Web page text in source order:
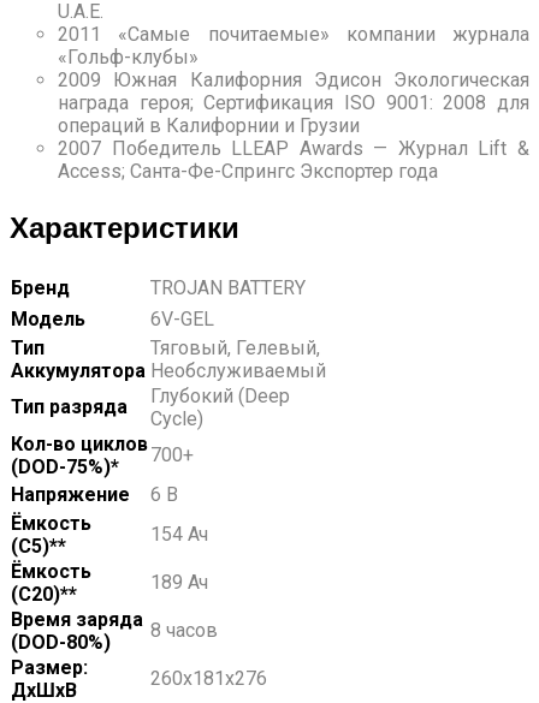
U.A.E.
2011 «Самые почитаемые» компании журнала
«Гольф-клубы»
2009 Южная Калифорния Эдисон Экологическая
награда героя; Сертификация ISO 9001: 2008 для
операций в Калифорнии и Грузии
2007 Победитель LLEAP Awards — Журнал Lift &
Access; Санта-Фе-Спрингс Экспортер года
Характеристики
Бренд
TROJAN BATTERY
Модель
6V-GEL
Тип
Аккумулятора
Тяговый, Гелевый,
Необслуживаемый
Тип разряда
Глубокий (Deep
Cycle)
Кол-во циклов
(DOD-75%)*
700+
Напряжение
6 В
Ёмкость
(С5)**
154 Ач
Ёмкость
(С20)**
189 Ач
Время заряда
(DOD-80%)
8 часов
Размер:
ДхШхВ
260х181х276